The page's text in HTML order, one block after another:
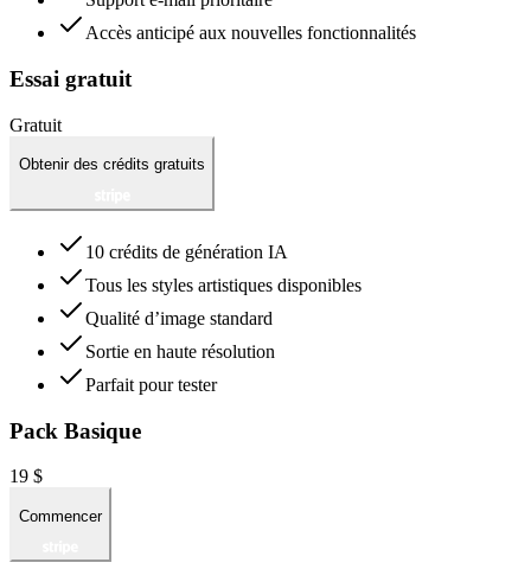
Accès anticipé aux nouvelles fonctionnalités
Essai gratuit
Gratuit
Obtenir des crédits gratuits
10 crédits de génération IA
Tous les styles artistiques disponibles
Qualité d’image standard
Sortie en haute résolution
Parfait pour tester
Pack Basique
19 $
Commencer